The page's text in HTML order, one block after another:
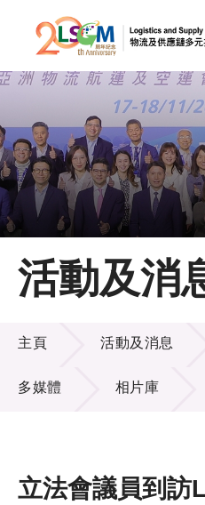
跳到內容（按
A
主頁
關於LSCM
技術商品化
項目及資助計劃
活動及消息
活動及消
活動及消息
主頁 活動及消息
多媒體 相片庫
立法會議員到訪